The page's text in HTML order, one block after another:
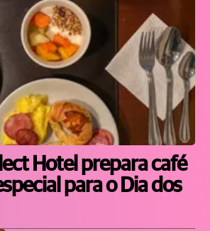
Hotel prepara café
para o Dia dos